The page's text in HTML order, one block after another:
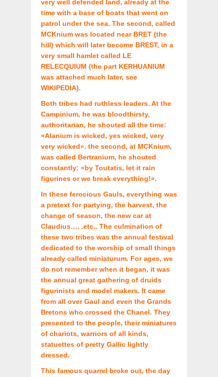
very well defended land, already at the
time with a base of boats that went on
patrol under the sea. The second, called
MCKnium was located near BRET (the
hill) which will later become BREST, in a
very small hamlet called LE
RELECQUIUM (the part KERHUANIUM
was attached much later, see
WIKIPEDIA).
Both tribes had ruthless leaders. At the
Campinium, he was bloodthirsty,
authoritarian, he shouted all the time:
«Alanium is wicked, yes wicked, very
very wicked». the second, at MCKnium,
was called Bertranium, he shouted
constantly: «by Toutatis, let it rain
figurines or we break everything!».
In these ferocious Gauls, everything was
a pretext for partying, the harvest, the
change of season, the new car at
Claudius…. .etc.. The culmination of
these two tribes was the annual festival
dedicated to the worship of small things
already called miniaturum. For ages, we
do not remember when it began, it was
the annual great gathering of druids
figurinists and model makers. It came
from all over Gaul and even the Grands
Bretons who crossed the Chanel. They
presented to the people, their miniatures
of chariots, warriors of all kinds,
statuettes of pretty Gallic lightly
dressed.
This famous quarrel broke out, the day